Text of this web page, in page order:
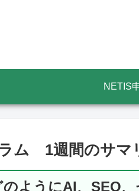
NETIS
ム 1週間のサマ
のようにAI、SEO